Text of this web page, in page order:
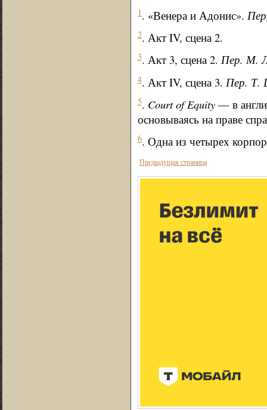
1. «Венера и Адонис».
2. Акт IV, сцена 2.
3. Акт 3, сцена 2. Пер. М.
4. Акт IV, сцена 3. Пер. Т.
5. Court of Equity— в
основываясь на праве
6. Одна из четырех
Предыдущая страница